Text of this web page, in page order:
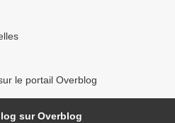
le portail Overblog
sur Overblog